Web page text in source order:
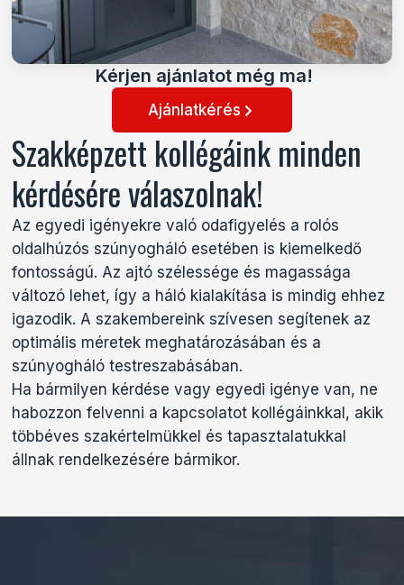
Szakképzett kollégáink minden
kérdésére válaszolnak!
Az egyedi igényekre való odafigyelés a rolós
oldalhúzós szúnyogháló esetében is kiemelkedő
fontosságú. Az ajtó szélessége és magassága
változó lehet, így a háló kialakítása is mindig ehhez
igazodik. A szakembereink szívesen segítenek az
optimális méretek meghatározásában és a
szúnyogháló testreszabásában.
Ha bármilyen kérdése vagy egyedi igénye van, ne
habozzon felvenni a kapcsolatot kollégáinkkal, akik
többéves szakértelmükkel és tapasztalatukkal
állnak rendelkezésére bármikor.
Kérjen ajánlatot még ma!
Ajánlatkérés